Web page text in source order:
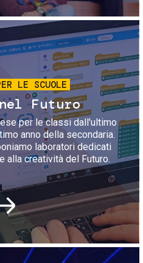
Immagine
LE SCUOLE
Futuro
per le classi dall'ultimo
anno della secondaria.
laboratori dedicati
alla creatività del Futuro.
Immagine